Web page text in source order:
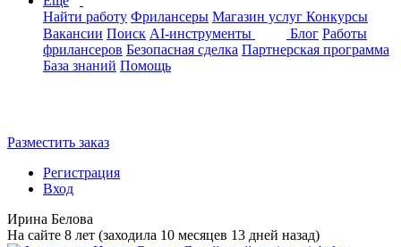
Найти работу Фрилансеры Магазин услуг Конкурсы
Вакансии Поиск AI-инструменты Блог Работы
фрилансеров Безопасная сделка Партнерская программа
База знаний Помощь
Разместить заказ
Регистрация
Вход
Ирина Белова
На сайте 8 лет (заходила 10 месяцев 13 дней назад)